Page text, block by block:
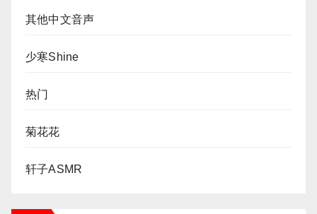
其他中文音声
少寒Shine
热门
菊花花
轩子ASMR